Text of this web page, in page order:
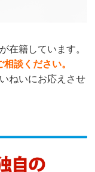
在籍しています。
談ください。
ねいにお応えさせ